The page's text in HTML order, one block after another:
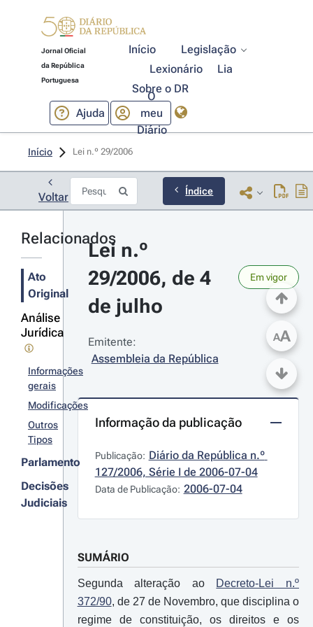
Jornal Oficial
da República
Portuguesa
Início
Legislação
Lexionário
Lia
Sobre o DR
Ajuda
O
meu
Diário
Início Lei n.º 29/2006
Voltar Índice
Relacionados
Ato
Original
Análise
Jurídica
Informações
gerais
Modificações
Outros
Tipos
Parlamento
Decisões
Judiciais
Lei n.º
29/2006, de 4
de julho
Em vigor
Emitente:
Assembleia da República
Informação da publicação
Publicação: Diário da República n.º
127/2006, Série I de 2006-07-04
Data de Publicação: 2006-07-04
SUMÁRIO
Segunda alteração ao Decreto-Lei n.º
372/90, de 27 de Novembro, que disciplina o
regime de constituição, os direitos e os
AA